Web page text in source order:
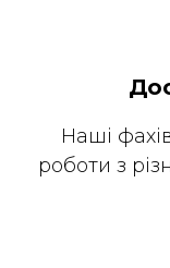
Наші
роботи з